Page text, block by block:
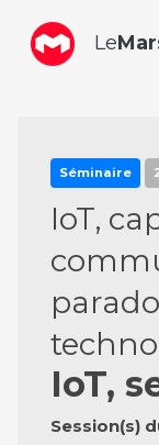
Le
Séminaire
IoT,
IoT,
Session(s)